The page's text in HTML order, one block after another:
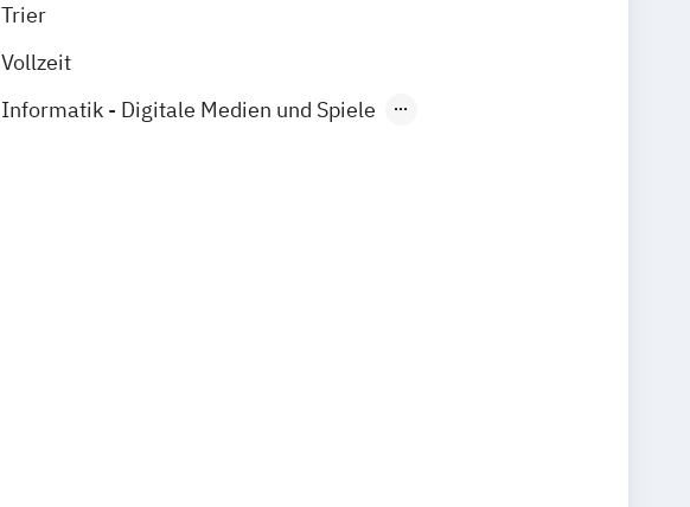
Trier
Vollzeit
Informatik - Digitale Medien und Spiele